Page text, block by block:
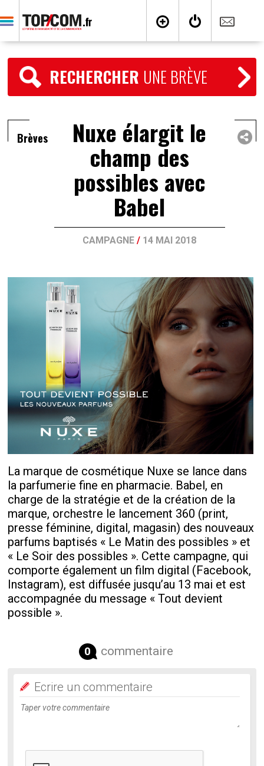
RECHERCHER UNE BRÈVE
Brèves Nuxe élargit le
champ des
possibles avec
Babel
CAMPAGNE / 14 MAI 2018
La marque de cosmétique Nuxe se lance dans
la parfumerie fine en pharmacie. Babel, en
charge de la stratégie et de la création de la
marque, orchestre le lancement 360 (print,
presse féminine, digital, magasin) des nouveaux
parfums baptisés « Le Matin des possibles » et
« Le Soir des possibles ». Cette campagne, qui
comporte également un film digital (Facebook,
Instagram), est diffusée jusqu’au 13 mai et est
accompagnée du message « Tout devient
possible ».
0 commentaire
Ecrire un commentaire